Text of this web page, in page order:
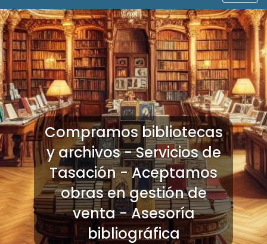
Compramos bibliotecas
y archivos - Servicios de
Tasación - Aceptamos
obras en gestión de
venta - Asesoría
bibliográfica